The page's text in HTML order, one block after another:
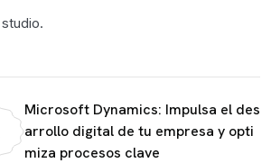
Microsoft Dynamics: Impulsa el des
arrollo digital de tu empresa y opti
miza procesos clave